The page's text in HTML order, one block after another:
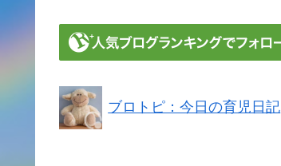
ブロトピ：今日の育児日記